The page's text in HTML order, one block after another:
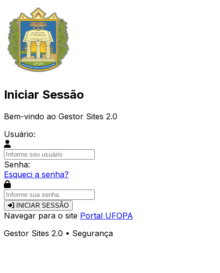
Iniciar Sessão
Bem-vindo ao Gestor Sites 2.0
Usuário:
Senha:
Esqueci a senha?
INICIAR SESSÃO
Navegar para o site Portal UFOPA
Gestor Sites 2.0 • Segurança